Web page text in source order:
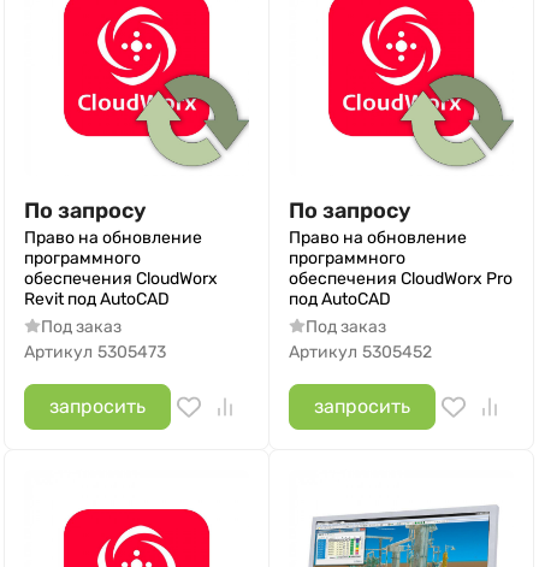
По запросу
Право на обновление
программного
обеспечения CloudWorx
Revit под AutoCAD
Под заказ
Артикул 5305473
запросить
По запросу
Право на обновление
программного
обеспечения CloudWorx Pro
под AutoCAD
Под заказ
Артикул 5305452
запросить